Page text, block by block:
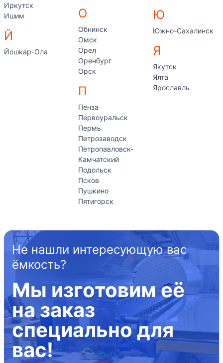
Иркутск
Ишим
Й
Йошкар-Ола
О
Обнинск
Омск
Орел
Оренбург
Орск
П
Пенза
Первоуральск
Пермь
Петрозаводск
Петропавловск-
Камчатский
Подольск
Псков
Пушкино
Пятигорск
Ю
Южно-Сахалинск
Я
Якутск
Ялта
Ярославль
Не нашли интересующую вас
ёмкость?
Мы изготовим её
на заказ
специально для
вас!